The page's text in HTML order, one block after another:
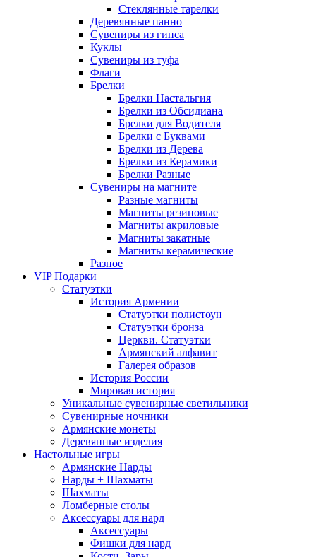
Стеклянные тарелки
Деревянные панно
Сувениры из гипса
Куклы
Сувениры из туфа
Флаги
Брелки
Брелки Настальгия
Брелки из Обсидиана
Брелки для Водителя
Брелки с Буквами
Брелки из Дерева
Брелки из Керамики
Брелки Разные
Сувениры на магните
Разные магниты
Магниты резиновые
Магниты акриловые
Магниты закатные
Магниты керамические
Разное
VIP Подарки
Статуэтки
История Армении
Статуэтки полистоун
Статуэтки бронза
Церкви. Статуэтки
Армянский алфавит
Галерея образов
История России
Мировая история
Уникальные сувенирные светильники
Сувенирные ночники
Армянские монеты
Деревянные изделия
Настольные игры
Армянские Нарды
Нарды + Шахматы
Шахматы
Ломберные столы
Аксессуары для нард
Аксессуары
Фишки для нард